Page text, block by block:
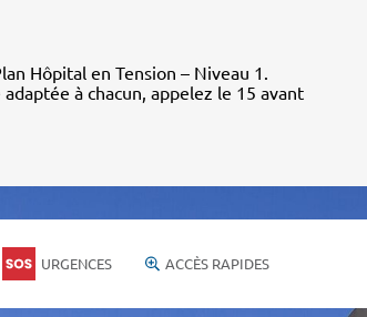
Hôpital en Tension – Niveau 1.
à chacun, appelez le 15 avant
URGENCES ACCÈS RAPIDES